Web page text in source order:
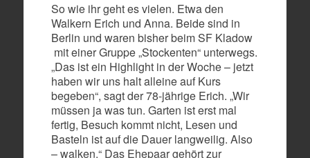
So wie ihr geht es vielen. Etwa den
Walkern Erich und Anna. Beide sind in
Berlin und waren bisher beim SF Kladow
mit einer Gruppe „Stockenten“ unterwegs.
„Das ist ein Highlight in der Woche – jetzt
haben wir uns halt alleine auf Kurs
begeben“, sagt der 78-jährige Erich. „Wir
müssen ja was tun. Garten ist erst mal
fertig, Besuch kommt nicht, Lesen und
Basteln ist auf die Dauer langweilig. Also
– walken.“ Das Ehepaar gehört zur